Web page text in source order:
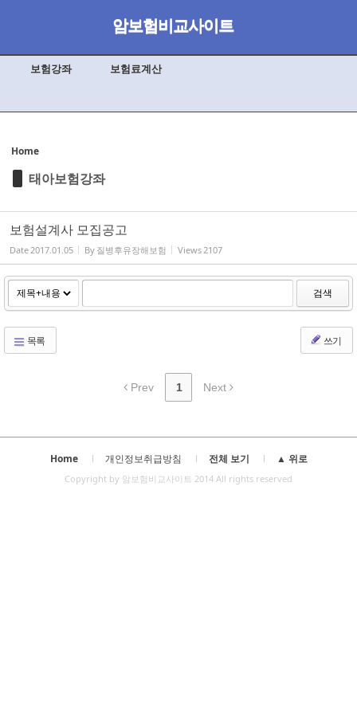
암보험비교사이트
보험강좌 보험료계산
Home
태아보험강좌
보험설계사 모집공고
Date2017.01.05 By 질병후유장해보험 Views2107
검색
목록 쓰기
Prev 1 Next
Home 개인정보취급방침 전체 보기 ▲ 위로
Copyright by 암보험비교사이트 2014 All rights reserved
Sketchbook5, 스케치북5
Sketchbook5, 스케치북5